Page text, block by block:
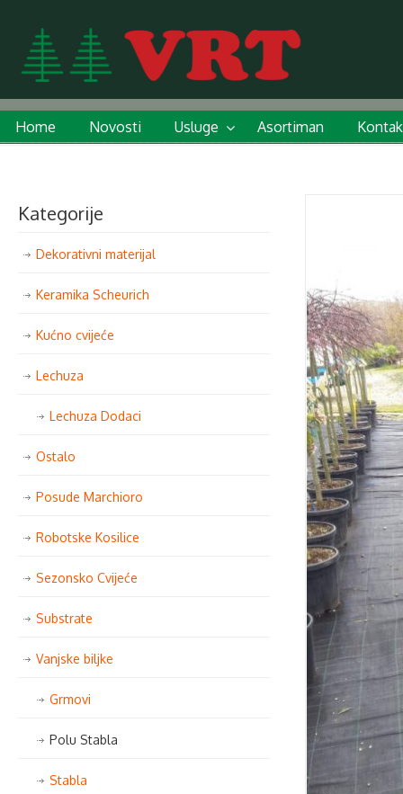
Home Novosti Usluge Asortiman
Kategorije
Dekorativni materijal
Keramika Scheurich
Kućno cvijeće
Lechuza
Lechuza Dodaci
Ostalo
Posude Marchioro
Robotske Kosilice
Sezonsko Cvijeće
Substrate
Vanjske biljke
Grmovi
Polu Stabla
Stabla